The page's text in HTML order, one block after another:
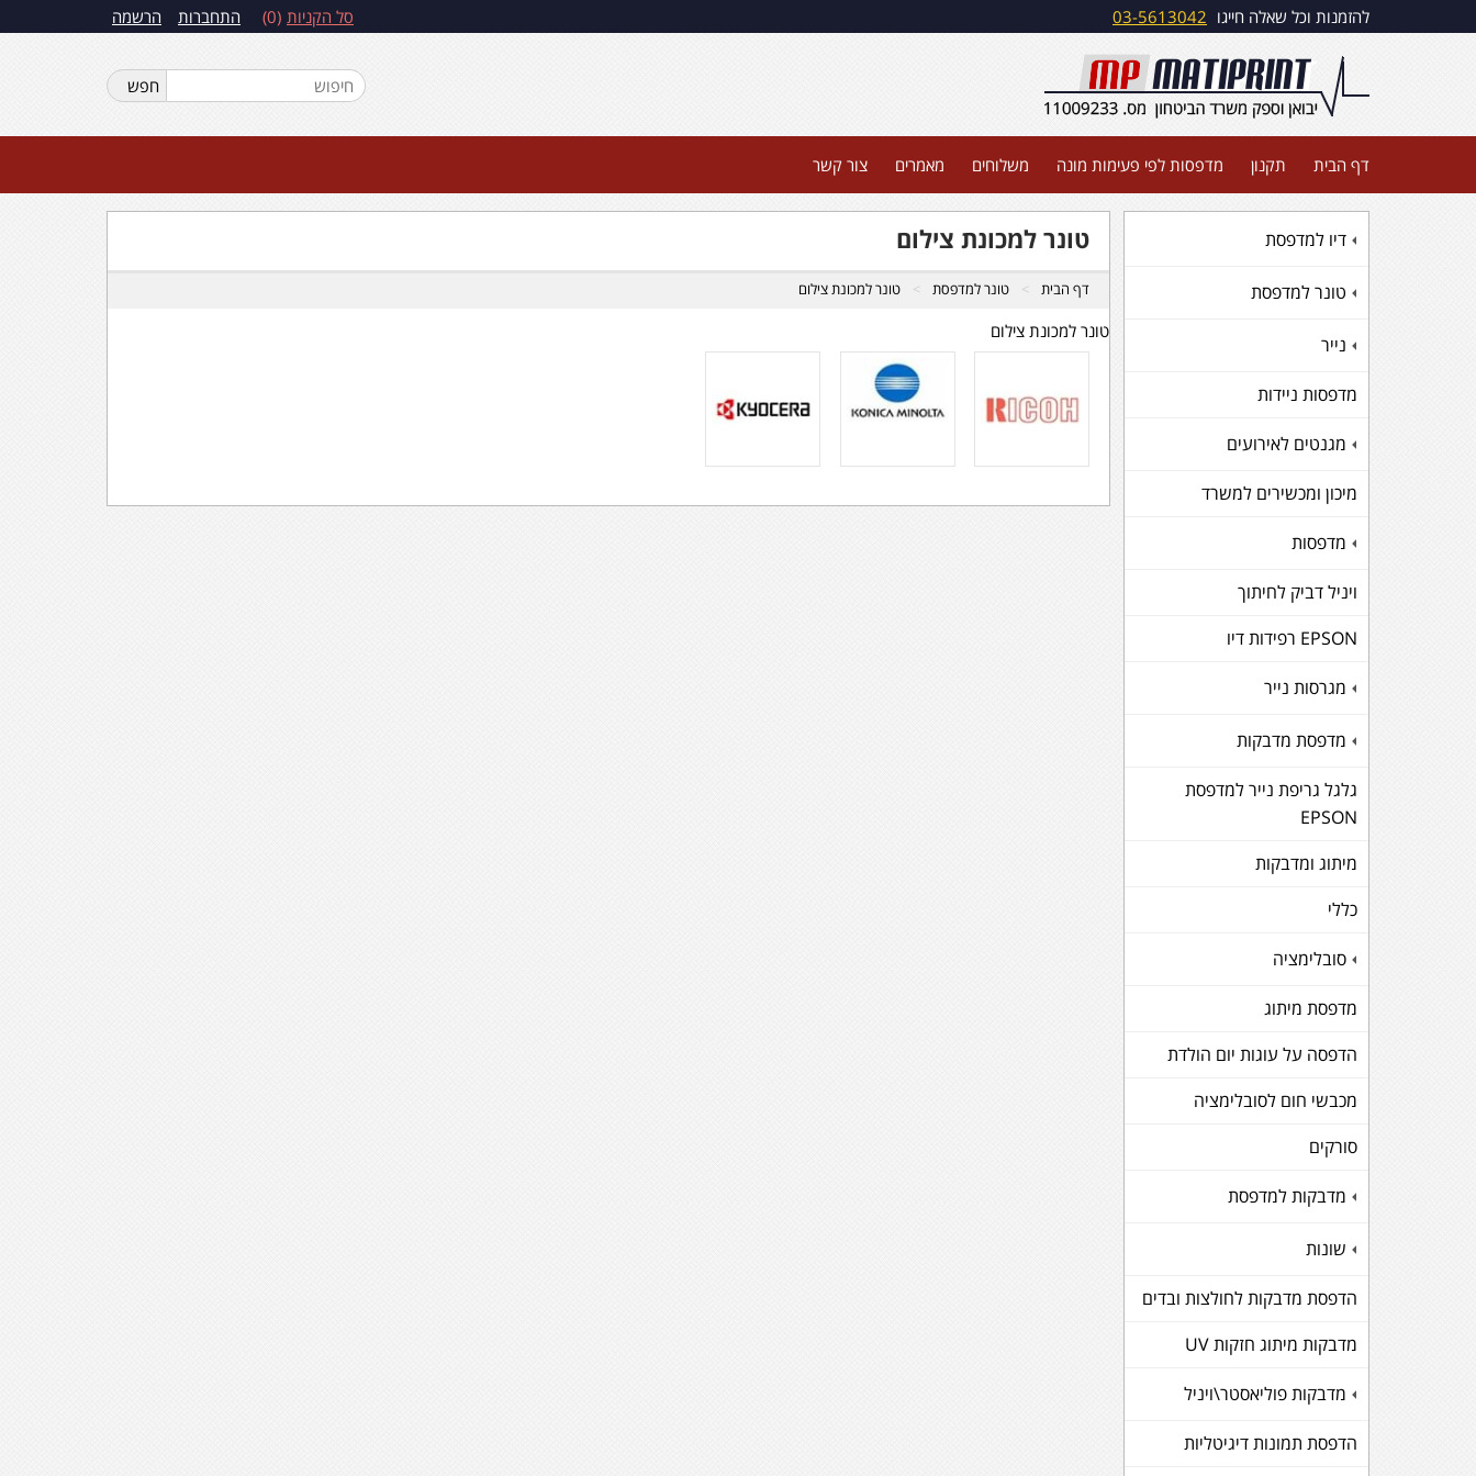
התחברות הרשמה סל הקניות 0 להזמנות וכל שאלה חייגו 03-5613042
דף הבית תקנון מדפסות לפי פעימות מונה משלוחים מאמרים צור קשר
+
דיו למדפסת
+
טונר למדפסת
+
נייר
מדפסות ניידות
+
מגנטים לאירועים
מיכון ומכשירים למשרד
+
מדפסות
ויניל דביק לחיתוך
EPSON רפידות דיו
+
מגרסות נייר
+
מדפסת מדבקות
גלגל גריפת נייר למדפסת
EPSON
מיתוג ומדבקות
כללי
+
סובלימציה
מדפסת מיתוג
הדפסה על עוגות יום הולדת
מכבשי חום לסובלימציה
סורקים
+
מדבקות למדפסת
+
שונות
הדפסת מדבקות לחולצות ובדים
מדבקות מיתוג חזקות UV
+
מדבקות פוליאסטר\ויניל
הדפסת תמונות דיגיטליות
טונר למכונת צילום
דף הבית טונר למדפסת טונר למכונת צילום
טונר למכונת צילום